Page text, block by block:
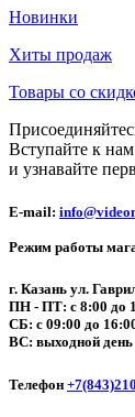
Новинки
Хиты продаж
Товары со
Вступайте к
и узнавайте
E-mail:
Режим работы
г. Казань ул.
ПН - ПТ: с 8:00 до
СБ: с 09:00 до
ВС: выходной день
Телефон